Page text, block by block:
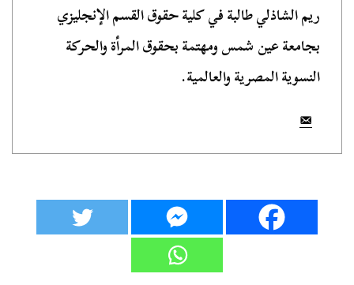
ريم الشاذلي طالبة في كلية حقوق القسم الإنجليزي
بجامعة عين شمس ومهتمة بحقوق المرأة والحركة
النسوية المصرية والعالمية.